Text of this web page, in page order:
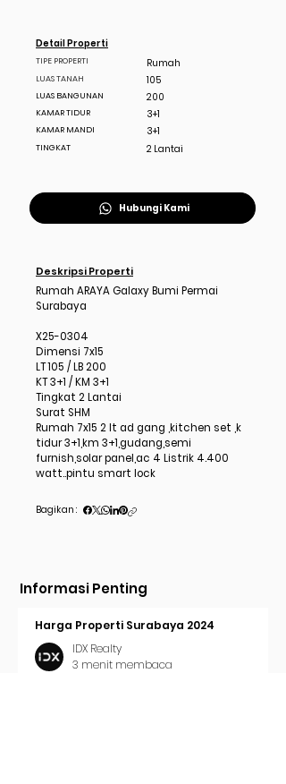
Detail Properti
TIPE PROPERTI
LUAS TANAH
LUAS BANGUNAN
KAMAR TIDUR
KAMAR MANDI
TINGKAT
Rumah
105
200
3+1
3+1
2 Lantai
Hubungi Kami
Deskripsi Properti
Rumah ARAYA Galaxy Bumi Permai
Surabaya
X25-0304
Dimensi 7x15
LT 105 / LB 200
KT 3+1 / KM 3+1
Tingkat 2 Lantai
Surat SHM
Rumah 7x15 2 lt ad gang ,kitchen set ,k
tidur 3+1,km 3+1,gudang,semi
furnish,solar panel,ac 4 Listrik 4.400
watt..pintu smart lock
Bagikan :
Informasi Penting
Harga Properti Surabaya 2024
IDX Realty
3 menit membaca